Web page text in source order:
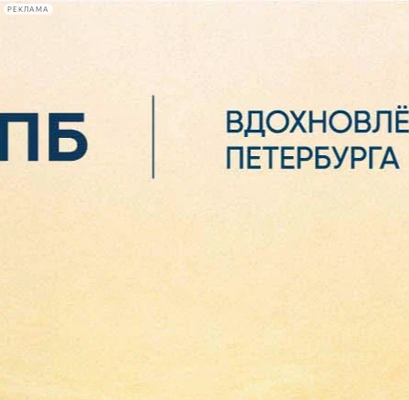
РЕКЛАМА
Сегодня:
2026.08.06
16:26